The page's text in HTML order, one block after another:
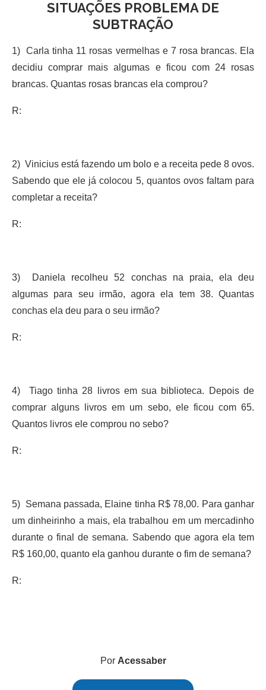
SITUAÇÕES PROBLEMA DE
SUBTRAÇÃO
1) Carla tinha 11 rosas vermelhas e 7 rosa brancas. Ela
decidiu comprar mais algumas e ficou com 24 rosas
brancas. Quantas rosas brancas ela comprou?
R:
2) Vinicius está fazendo um bolo e a receita pede 8 ovos.
Sabendo que ele já colocou 5, quantos ovos faltam para
completar a receita?
R:
3) Daniela recolheu 52 conchas na praia, ela deu
algumas para seu irmão, agora ela tem 38. Quantas
conchas ela deu para o seu irmão?
R:
4) Tiago tinha 28 livros em sua biblioteca. Depois de
comprar alguns livros em um sebo, ele ficou com 65.
Quantos livros ele comprou no sebo?
R:
5) Semana passada, Elaine tinha R$ 78,00. Para ganhar
um dinheirinho a mais, ela trabalhou em um mercadinho
durante o final de semana. Sabendo que agora ela tem
R$ 160,00, quanto ela ganhou durante o fim de semana?
R:
Por Acessaber